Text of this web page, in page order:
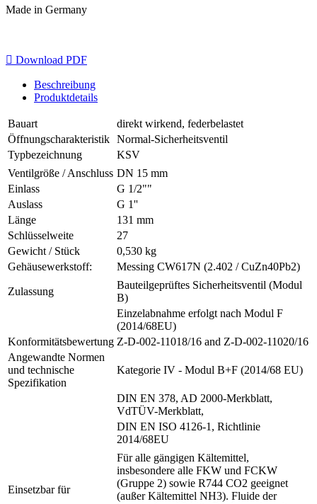
Made in Germany
 Download PDF
Beschreibung
Produktdetails
Bauart
direkt wirkend, federbelastet
Öffnungscharakteristik Normal-Sicherheitsventil
Typbezeichnung
KSV
Ventilgröße / Anschluss DN 15 mm
Einlass
G 1/2""
Auslass
G 1''
Länge
131 mm
Schlüsselweite
27
Gewicht / Stück
0,530 kg
Gehäusewerkstoff:
Messing CW617N (2.402 / CuZn40Pb2)
Zulassung
Bauteilgeprüftes Sicherheitsventil (Modul
B)
Einzelabnahme erfolgt nach Modul F
(2014/68EU)
Konformitätsbewertung Z-D-002-11018/16 and Z-D-002-11020/16
Angewandte Normen
und technische
Spezifikation
Kategorie IV - Modul B+F (2014/68 EU)
DIN EN 378, AD 2000-Merkblatt,
VdTÜV-Merkblatt,
DIN EN ISO 4126-1, Richtlinie
2014/68EU
Einsetzbar für
Für alle gängigen Kältemittel,
insbesondere alle FKW und FCKW
(Gruppe 2) sowie R744 CO2 geeignet
(außer Kältemittel NH3). Fluide der